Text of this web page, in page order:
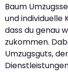
Baum
und individuelle
dass du genau
zukommen.
Umzugsguts,